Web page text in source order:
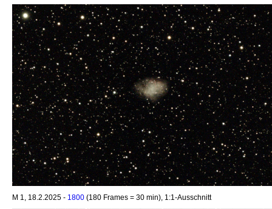
M 1, 18.2.2025 - 1800 (180 Frames = 30 min), 1:1-Ausschnitt